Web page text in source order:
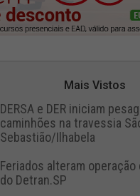
Mais Vistos
DERSA e DER iniciam
caminhões na travessia
Sebastião/Ilhabela
Feriados alteram
do Detran.SP